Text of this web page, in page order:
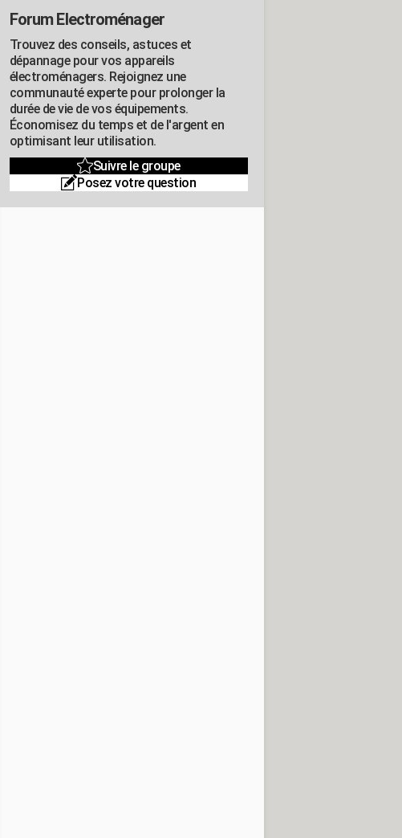
Forum Electroménager
Trouvez des conseils, astuces et
dépannage pour vos appareils
électroménagers. Rejoignez une
communauté experte pour prolonger la
durée de vie de vos équipements.
Économisez du temps et de l'argent en
optimisant leur utilisation.
Suivre le groupe
Posez votre question